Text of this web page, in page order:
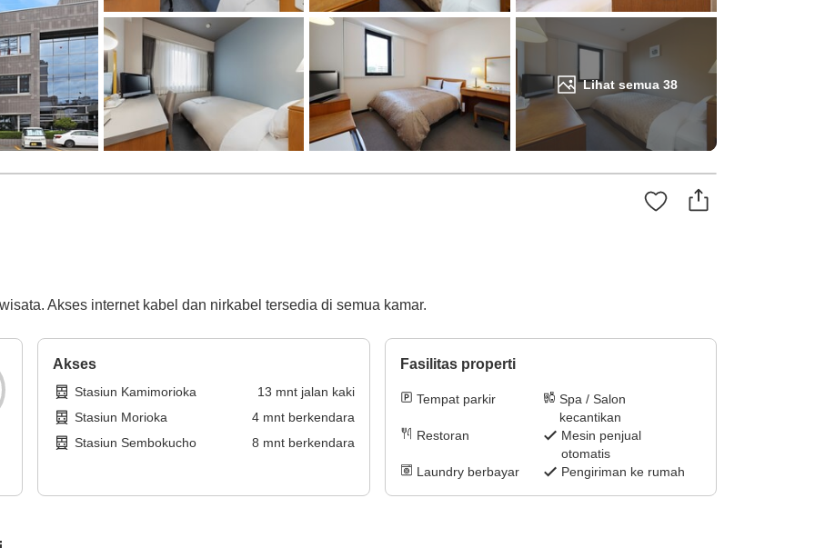
Lihat semua 38
Akses internet kabel dan nirkabel tersedia di semua kamar.
Akses
Stasiun Kamimorioka 13 mnt jalan kaki
Stasiun Morioka
4mnt berkendara
Stasiun Sembokucho
8 mnt berkendara
Fasilitas properti
Tempat parkir
Spa / Salon
kecantikan
Restoran
Mesin penjual
otomatis
Laundry berbayar
Pengiriman ke rumah